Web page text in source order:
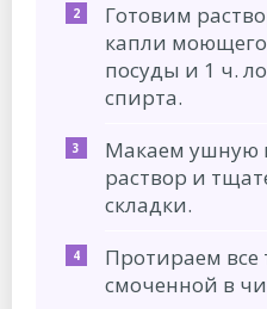
Готовим
капли моющего
посуды и 1 ч.
спирта.
Макаем ушную
раствор и
складки.
Протираем все
смоченной в